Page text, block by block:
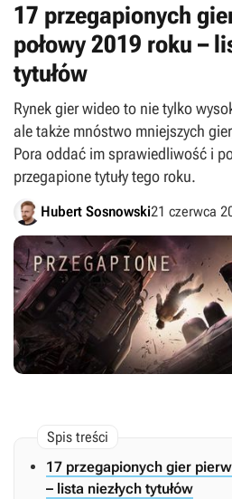
17 przegapionych
połowy 2019 roku –
tytułów
Rynek gier wideo to nie tylko
ale także mnóstwo mniejszych
Pora oddać im sprawiedliwość i
przegapione tytuły tego roku.
Hubert Sosnowski21 czerwca
17 przegapionych gier
– lista niezłych tytułów